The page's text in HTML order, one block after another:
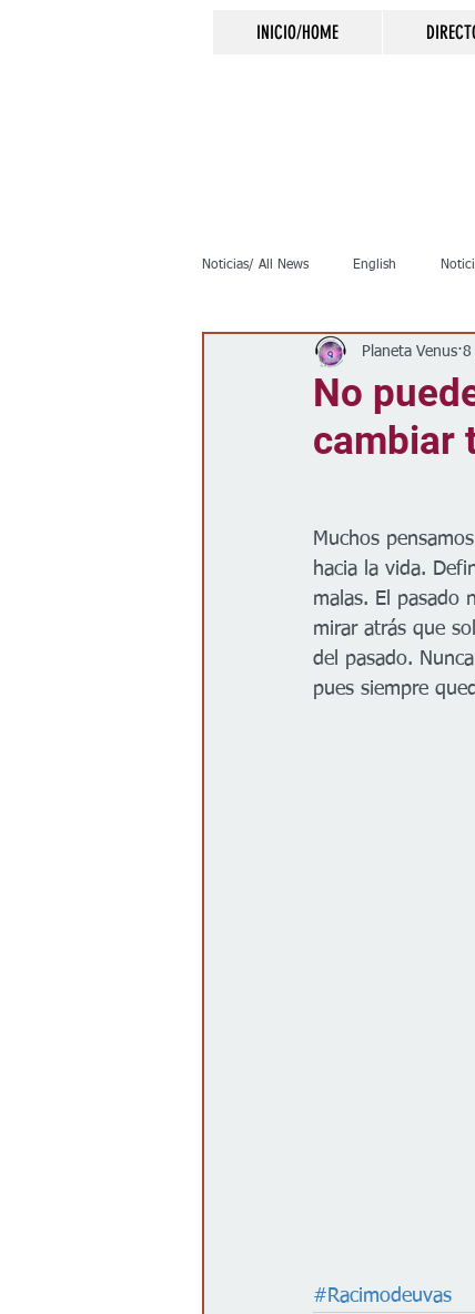
INICIO/HOME
Noticias/ All News English
Inmigración Crimen
Clima Vivienda
Espectáculos
No
cambiar
Planeta Venus 8
Muchos
hacia la vida.
malas. El pasado
mirar atrás que
del pasado.
pues siempre
#Racimodeuvas